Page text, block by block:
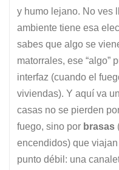
y humo lejano. No ves
ambiente tiene esa
sabes que algo se
matorrales, ese “algo”
interfaz (cuando el
viviendas). Y aquí va
casas no se pierden
fuego, sino por brasas
encendidos) que
punto débil: una